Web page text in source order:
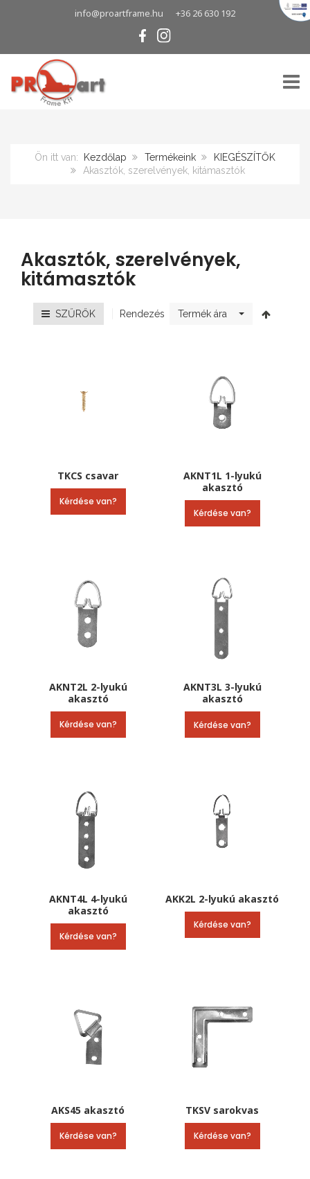
info@proartframe.hu +36 26 630 192
Ön itt van: Kezdőlap Termékeink
KIEGÉSZÍTŐK
Akasztók, szerelvények, kitámasztók
Akasztók, szerelvények,
kitámasztók
SZŰRŐK Rendezés Termék ára
TKCS csavar
Kérdése van?
AKNT1L 1-lyukú
akasztó
Kérdése van?
AKNT2L 2-lyukú
akasztó
Kérdése van?
AKNT3L 3-lyukú
akasztó
Kérdése van?
AKNT4L 4-lyukú
akasztó
Kérdése van?
AKK2L 2-lyukú akasztó
Kérdése van?
AKS45 akasztó
Kérdése van?
TKSV sarokvas
Kérdése van?